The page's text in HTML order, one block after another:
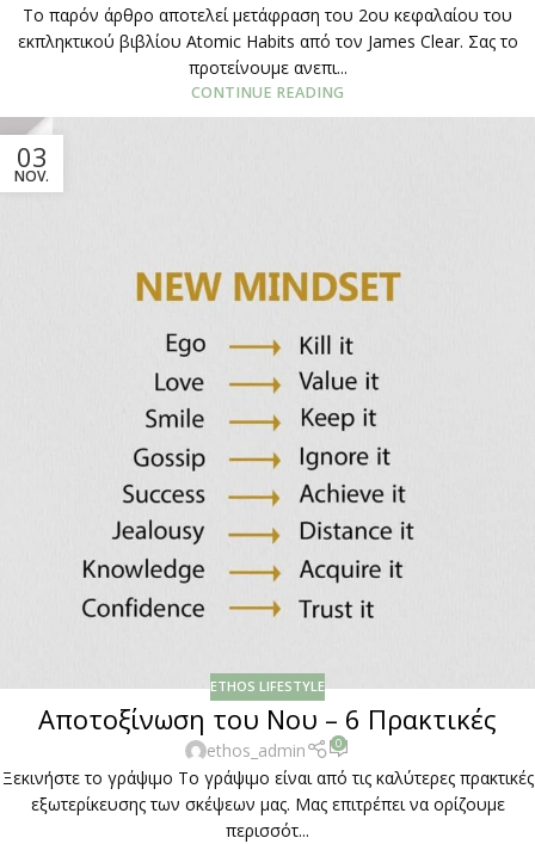
Το παρόν άρθρο αποτελεί μετάφραση του 2ου κεφαλαίου του
εκπληκτικού βιβλίου Atomic Habits από τον James Clear. Σας το
προτείνουμε ανεπι...
CONTINUE READING
03
NOV.
ETHOS LIFESTYLE
Αποτοξίνωση του Νου – 6 Πρακτικές
ethos_admin 0
Ξεκινήστε το γράψιμο Το γράψιμο είναι από τις καλύτερες πρακτικές
εξωτερίκευσης των σκέψεων μας. Μας επιτρέπει να ορίζουμε
περισσότ...